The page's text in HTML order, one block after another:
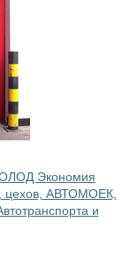
Экономия
цехов, АВТОМОЕК,
и